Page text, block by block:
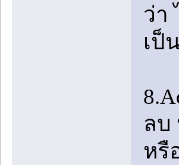
ว่า
เป็
ลบ
หรื